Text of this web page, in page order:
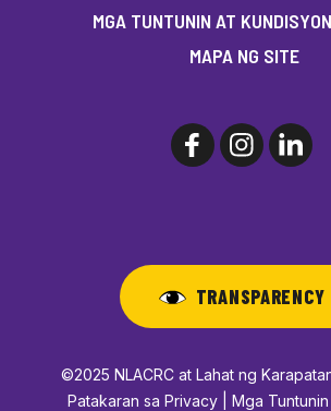
MGA TUNTUNIN AT
MAPA NG SITE
TRANSPARENCY
©2025 NLACRC at Lahat ng
Patakaran sa Privacy | Mga